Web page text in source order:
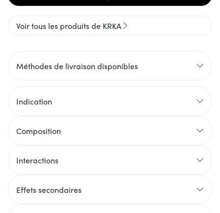
Voir tous les produits de KRKA
Méthodes de livraison disponibles
Indication
Composition
Interactions
Effets secondaires